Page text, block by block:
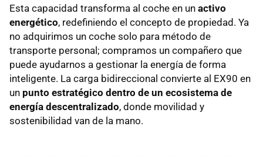
Esta capacidad transforma al coche en un activo
energético, redefiniendo el concepto de propiedad. Ya
no adquirimos un coche solo para método de
transporte personal; compramos un compañero que
puede ayudarnos a gestionar la energía de forma
inteligente. La carga bidireccional convierte al EX90 en
un punto estratégico dentro de un ecosistema de
energía descentralizado, donde movilidad y
sostenibilidad van de la mano.